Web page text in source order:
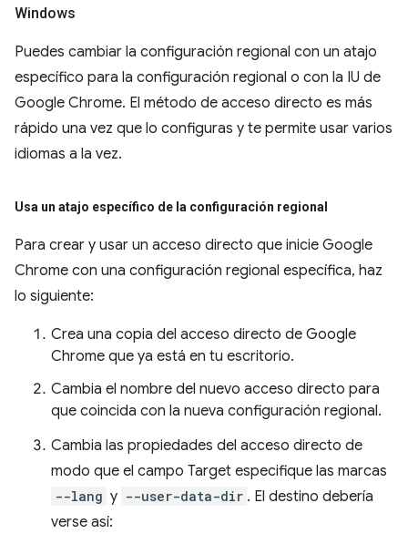
Windows
Puedes cambiar la configuración regional con un atajo
específico para la configuración regional o con la IU de
Google Chrome. El método de acceso directo es más
rápido una vez que lo configuras y te permite usar varios
idiomas a la vez.
Usa un atajo específico de la configuración regional
Para crear y usar un acceso directo que inicie Google
Chrome con una configuración regional específica, haz
lo siguiente:
Crea una copia del acceso directo de Google
Chrome que ya está en tu escritorio.
Cambia el nombre del nuevo acceso directo para
que coincida con la nueva configuración regional.
Cambia las propiedades del acceso directo de
modo que el campo Target especifique las marcas
--lang y --user-data-dir . El destino debería
verse así: